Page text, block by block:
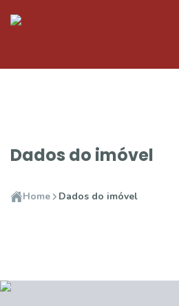
Dados do imóvel
Home Dados do imóvel